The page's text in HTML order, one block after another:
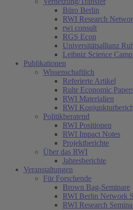
Büro Berlin
RWI Research
rwi consult
RGS Econ
Universitätsallianz
Leibniz Science
Publikationen
Wissenschaftlich
Referierte Artikel
Ruhr Economic
RWI Materialien
RWI
Politikberatend
RWI Positionen
RWI Impact Notes
Projektberichte
Über das RWI
Jahresberichte
Veranstaltungen
Für Forschende
Brown Bag-Seminare
RWI Berlin Network
RWI Research